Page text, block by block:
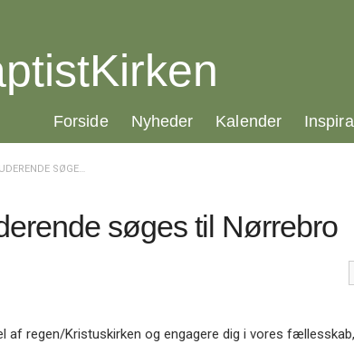
20.0:
Forside 21.0:
Nyheder 22.0:
Kalender 23.0:
VOLONTØR OG STUDERENDE SØGES TIL NØRREBRO
søges til Nørrebro
af regen/Kristuskirken og engagere dig i vores